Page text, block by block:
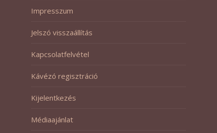
Impresszum
Jelszó visszaállítás
Kapcsolatfelvétel
Kávézó regisztráció
Kijelentkezés
Médiaajánlat